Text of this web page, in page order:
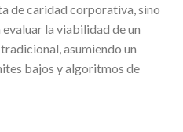
de caridad corporativa, sino
la viabilidad de un
asumiendo un
bajos y algoritmos de